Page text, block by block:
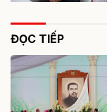
ĐỌC TIẾP